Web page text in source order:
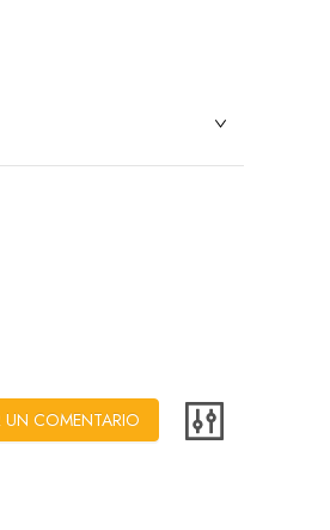
UN COMENTARIO